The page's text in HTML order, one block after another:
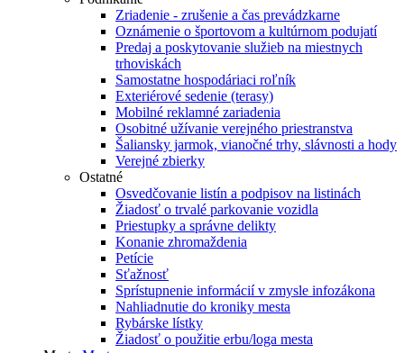
Zriadenie - zrušenie a čas prevádzkarne
Oznámenie o športovom a kultúrnom podujatí
Predaj a poskytovanie služieb na miestnych
trhoviskách
Samostatne hospodáriaci roľník
Exteriérové sedenie (terasy)
Mobilné reklamné zariadenia
Osobitné užívanie verejného priestranstva
Šaliansky jarmok, vianočné trhy, slávnosti a hody
Verejné zbierky
Ostatné
Osvedčovanie listín a podpisov na listinách
Žiadosť o trvalé parkovanie vozidla
Priestupky a správne delikty
Konanie zhromaždenia
Petície
Sťažnosť
Sprístupnenie informácií v zmysle infozákona
Nahliadnutie do kroniky mesta
Rybárske lístky
Žiadosť o použitie erbu/loga mesta